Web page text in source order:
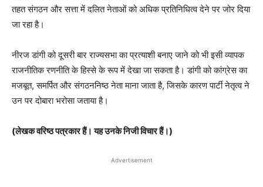
तहत संगठन और सत्ता में दलित नेताओं को अधिक प्रतिनिधित्व देने पर जोर दिया
जा रहा है।
नीरज डांगी को दूसरी बार राज्यसभा का प्रत्याशी बनाए जाने को भी इसी व्यापक
राजनीतिक रणनीति के हिस्से के रूप में देखा जा सकता है। डांगी को कांग्रेस का
मजबूत, समर्पित और संगठननिष्ठ नेता माना जाता है, जिसके कारण पार्टी नेतृत्व ने
उन पर दोबारा भरोसा जताया है।
(लेखक वरिष्ठ पत्रकार हैं। यह उनके निजी विचार हैं।)
Advertisement